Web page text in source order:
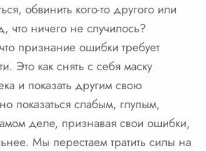
обвинить кого-то другого или
что ничего не случилось?
признание ошибки требует
Это как снять с себя маску
и показать другим свою
показаться слабым, глупым,
деле, признавая свои ошибки,
Мы перестаем тратить силы на